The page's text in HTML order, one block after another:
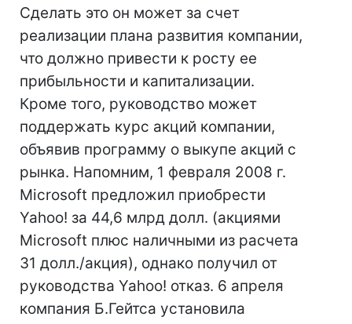
Сделать это он может за счет
реализации плана развития компании,
что должно привести к росту ее
прибыльности и капитализации.
Кроме того, руководство может
поддержать курс акций компании,
объявив программу о выкупе акций с
рынка. Напомним, 1 февраля 2008 г.
Microsoft предложил приобрести
Yahoo! за 44,6 млрд долл. (акциями
Microsoft плюс наличными из расчета
31 долл./акция), однако получил от
руководства Yahoo! отказ. 6 апреля
компания Б.Гейтса установила